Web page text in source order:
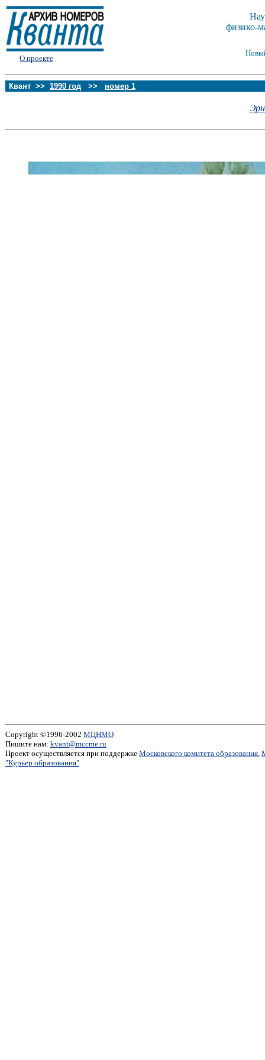
О проекте
физико-
Квант >> 1990 год >> номер 1
Copyright ©1996-2002 МЦНМО
Пишите нам: kvant@mccme.ru
Проект осуществляется при поддержке Московского комитета образования,
"Курьер образования"